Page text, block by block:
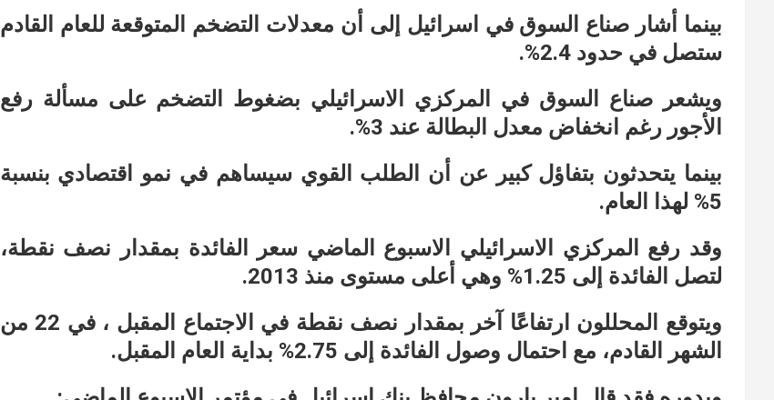
بينما أشار صناع السوق في اسرائيل إلى أن معدلات التضخم المتوقعة للعام القادم
ستصل في حدود 2.4%.
ويشعر صناع السوق في المركزي الاسرائيلي بضغوط التضخم على مسألة رفع
الأجور رغم انخفاض معدل البطالة عند 3%.
بينما يتحدثون بتفاؤل كبير عن أن الطلب القوي سيساهم في نمو اقتصادي بنسبة
5% لهذا العام.
وقد رفع المركزي الاسرائيلي الاسبوع الماضي سعر الفائدة بمقدار نصف نقطة،
لتصل الفائدة إلى 1.25% وهي أعلى مستوى منذ 2013.
ويتوقع المحللون ارتفاعًا آخر بمقدار نصف نقطة في الاجتماع المقبل ، في 22 من
الشهر القادم، مع احتمال وصول الفائدة إلى 2.75% بداية العام المقبل.